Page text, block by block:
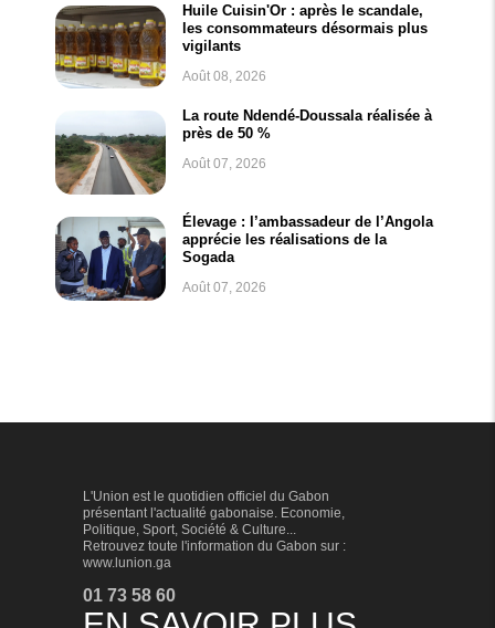
Huile Cuisin'Or : après le scandale,
les consommateurs désormais plus
vigilants
Août 08, 2026
La route Ndendé-Doussala réalisée à
près de 50 %
Août 07, 2026
Élevage : l’ambassadeur de l’Angola
apprécie les réalisations de la
Sogada
Août 07, 2026
L'Union est le quotidien officiel du Gabon
présentant l'actualité gabonaise. Economie,
Politique, Sport, Société & Culture...
Retrouvez toute l'information du Gabon sur :
www.lunion.ga
01 73 58 60